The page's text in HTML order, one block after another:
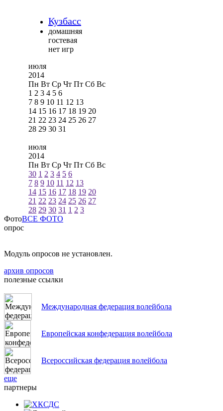
Кузбасс
домашняя
гостевая
нет игр
июля
2014
Пн Вт Ср Чт Пт Сб Вс
1 2 3 4 5 6
7 8 9 10 11 12 13
14 15 16 17 18 19 20
21 22 23 24 25 26 27
28 29 30 31
июля
2014
Пн Вт Ср Чт Пт Сб Вс
30 1 2 3 4 5 6
7 8 9 10 11 12 13
14 15 16 17 18 19 20
21 22 23 24 25 26 27
28 29 30 31 1 2 3
ФотоВСЕ ФОТО
опрос
Модуль опросов не установлен.
архив опросов
полезные ссылки
Международная федерация волейбола
Европейская конфедерация волейбола
Всероссийская федерация волейбола
еще
партнеры